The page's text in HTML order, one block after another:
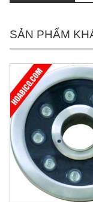
SẢN PHẨM